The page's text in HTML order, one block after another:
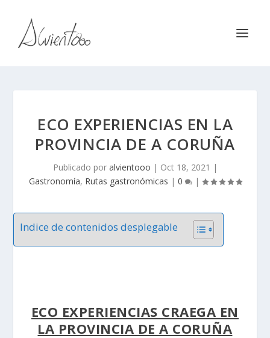
ECO EXPERIENCIAS EN LA
PROVINCIA DE A CORUÑA
Publicado por alvientooo | Oct 18, 2021 |
Gastronomía, Rutas gastronómicas | 0 |
Indice de contenidos desplegable
ECO EXPERIENCIAS CRAEGA EN
LA PROVINCIA DE A CORUÑA